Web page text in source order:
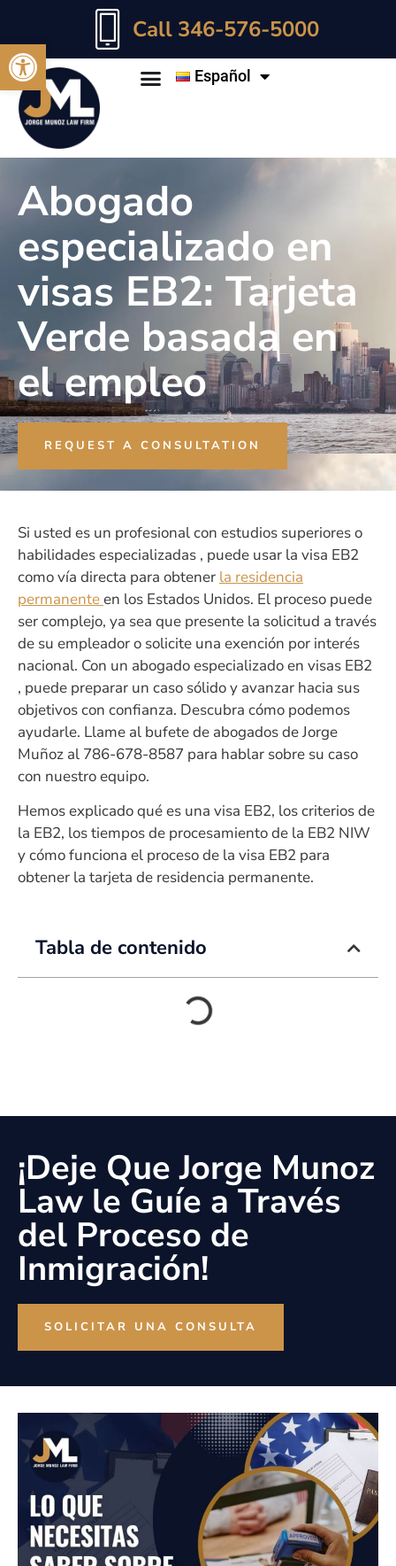
Abrir barra de herramientas
Call 346-576-5000
Español
Abogado
especializado en
visas EB2: Tarjeta
Verde basada en
el empleo
REQUEST A CONSULTATION
Si usted es un profesional con estudios superiores o
habilidades especializadas , puede usar la visa EB2
como vía directa para obtener la residencia
permanenteen los Estados Unidos. El proceso puede
ser complejo, ya sea que presente la solicitud a través
de su empleador o solicite una exención por interés
nacional. Con un abogado especializado en visas EB2
, puede preparar un caso sólido y avanzar hacia sus
objetivos con confianza. Descubra cómo podemos
ayudarle. Llame al bufete de abogados de Jorge
Muñoz al 786-678-8587 para hablar sobre su caso
con nuestro equipo.
Hemos explicado qué es una visa EB2, los criterios de
la EB2, los tiempos de procesamiento de la EB2 NIW
y cómo funciona el proceso de la visa EB2 para
obtener la tarjeta de residencia permanente.
Tabla de contenido
¡Deje Que Jorge Munoz
Law le Guíe a Través
del Proceso de
Inmigración!
SOLICITAR UNA CONSULTA